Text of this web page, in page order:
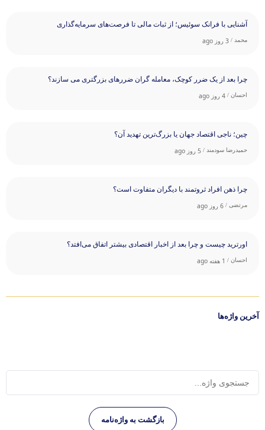
آشنایی با فرانک سوئیس؛ از ثبات مالی تا فرصت‌های سرمایه‌گذاری
محمد / 3 روز ago
چرا بعد از یک ضرر کوچک، معامله‌ گران ضررهای بزرگتری می ‌سازند؟
احسان / 4 روز ago
چین؛ ناجی اقتصاد جهان یا بزرگ‌ترین تهدید آن؟
حمیدرضا سودمند / 5 روز ago
چرا ذهن افراد ثروتمند با دیگران متفاوت است؟
مرتضی / 6 روز ago
اورترید چیست و چرا بعد از اخبار اقتصادی بیشتر اتفاق می‌افتد؟
احسان / 1 هفته ago
آخرین واژه‌ها
بازگشت به واژه‌نامه